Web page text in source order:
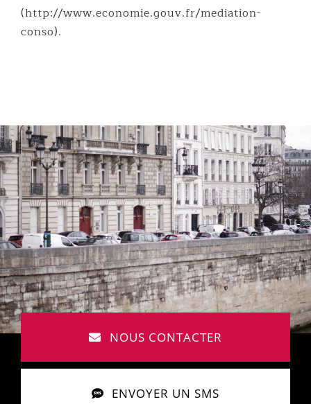
(http://www.economie.gouv.fr/mediation-
conso).
NOUS CONTACTER
ENVOYER UN SMS